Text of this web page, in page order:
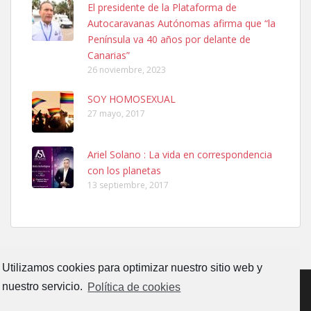
Utilizamos cookies para optimizar nuestro sitio web y
nuestro servicio. Política de cookies
El día 5 se los perdió una ninfa papillera, asustada tiene miedo a la
calle, se perdió por la zon...
Leales.org » Gran Canaria
6.7.2025
Adopcion
Busco casa de acogida para mi perrita ya que por temas de trabajo
no la puedo tener. Solo gente r...
El presidente de la Plataforma de
Autocaravanas Autónomas afirma que “la
Península va 40 años por delante de
Canarias”
26 noviembre, 2023
SOY HOMOSEXUAL
27 mayo, 2017
Ariel Solano : La vida en correspondencia
con los planetas
13 septiembre, 2017